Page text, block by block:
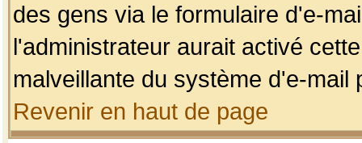
des gens via le formulaire d'e-
l'administrateur aurait activé
malveillante du système d'e-
Revenir en haut de page